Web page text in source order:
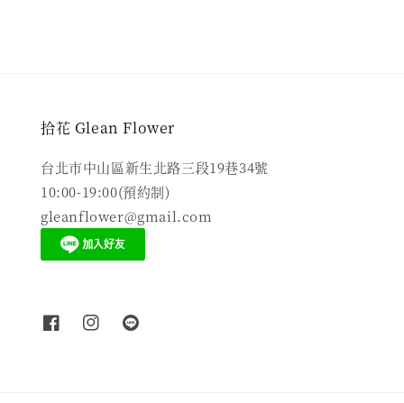
拾花 Glean Flower
台北市中山區新生北路三段19巷34號
10:00-19:00(預約制)
gleanflower@gmail.com